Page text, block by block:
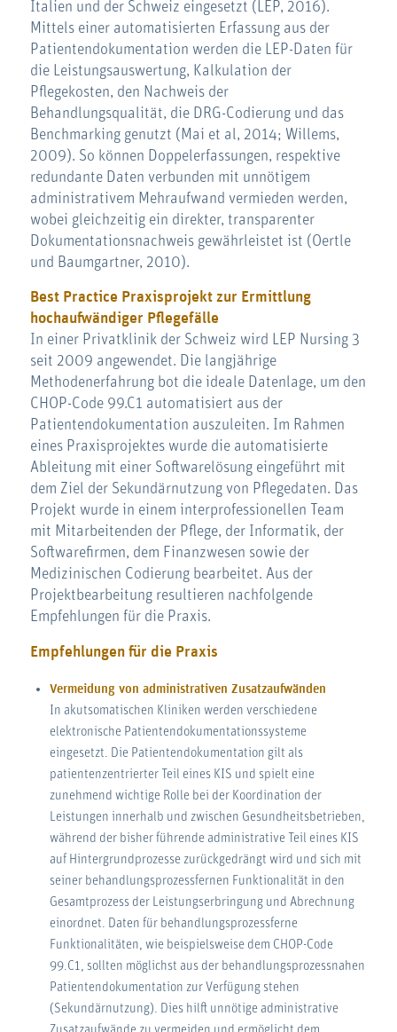
Italien und der Schweiz eingesetzt (LEP, 2016).
Mittels einer automatisierten Erfassung aus der
Patientendokumentation werden die LEP-Daten für
die Leistungsauswertung, Kalkulation der
Pflegekosten, den Nachweis der
Behandlungsqualität, die DRG-Codierung und das
Benchmarking genutzt (Mai et al, 2014; Willems,
2009). So können Doppelerfassungen, respektive
redundante Daten verbunden mit unnötigem
administrativem Mehraufwand vermieden werden,
wobei gleichzeitig ein direkter, transparenter
Dokumentationsnachweis gewährleistet ist (Oertle
und Baumgartner, 2010).
Best Practice Praxisprojekt zur Ermittlung
hochaufwändiger Pflegefälle
In einer Privatklinik der Schweiz wird LEP Nursing 3
seit 2009 angewendet. Die langjährige
Methodenerfahrung bot die ideale Datenlage, um den
CHOP-Code 99.C1 automatisiert aus der
Patientendokumentation auszuleiten. Im Rahmen
eines Praxisprojektes wurde die automatisierte
Ableitung mit einer Softwarelösung eingeführt mit
dem Ziel der Sekundärnutzung von Pflegedaten. Das
Projekt wurde in einem interprofessionellen Team
mit Mitarbeitenden der Pflege, der Informatik, der
Softwarefirmen, dem Finanzwesen sowie der
Medizinischen Codierung bearbeitet. Aus der
Projektbearbeitung resultieren nachfolgende
Empfehlungen für die Praxis.
Empfehlungen für die Praxis
Vermeidung von administrativen Zusatzaufwänden
In akutsomatischen Kliniken werden verschiedene
elektronische Patientendokumentationssysteme
eingesetzt. Die Patientendokumentation gilt als
patientenzentrierter Teil eines KIS und spielt eine
zunehmend wichtige Rolle bei der Koordination der
Leistungen innerhalb und zwischen Gesundheitsbetrieben,
während der bisher führende administrative Teil eines KIS
auf Hintergrundprozesse zurückgedrängt wird und sich mit
seiner behandlungsprozessfernen Funktionalität in den
Gesamtprozess der Leistungserbringung und Abrechnung
einordnet. Daten für behandlungsprozessferne
Funktionalitäten, wie beispielsweise dem CHOP-Code
99.C1, sollten möglichst aus der behandlungsprozessnahen
Patientendokumentation zur Verfügung stehen
(Sekundärnutzung). Dies hilft unnötige administrative